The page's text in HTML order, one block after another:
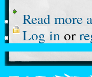
Read more
Log in or